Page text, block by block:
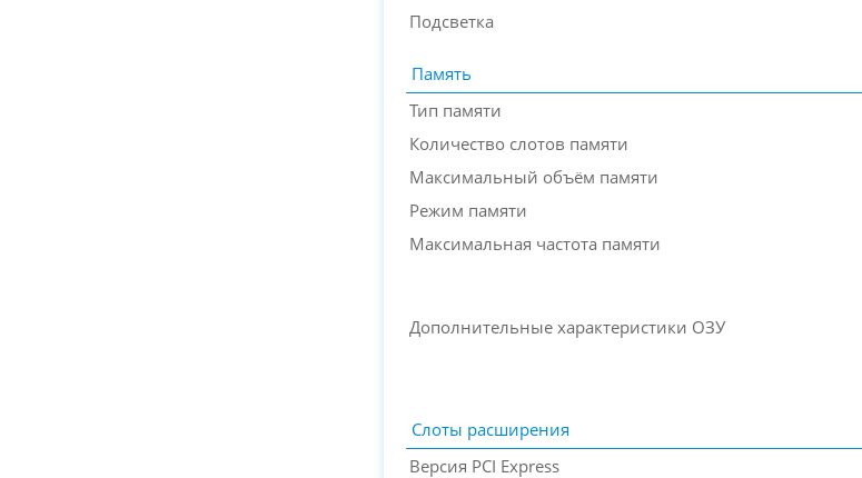
Подсветка
Память
Тип памяти
Количество слотов памяти
Максимальный объём памяти
Режим памяти
Максимальная частота памяти
Дополнительные характеристики ОЗУ
Слоты расширения
Версия PCI Express